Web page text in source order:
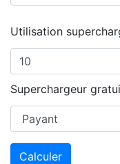
Utilisation
Superchargeur